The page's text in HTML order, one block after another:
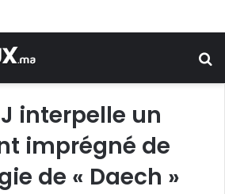
interpelle un
imprégné de
de « Daech »